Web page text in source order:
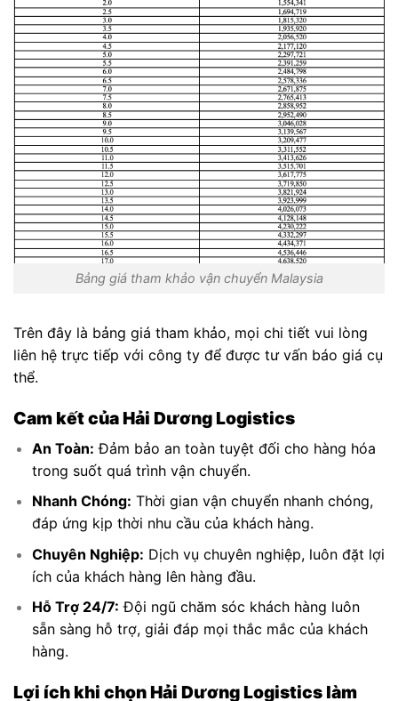
Bảng giá tham khảo vận chuyển Malaysia
Trên đây là bảng giá tham khảo, mọi chi tiết vui lòng
liên hệ trực tiếp với công ty để được tư vấn báo giá cụ
thể.
Cam kết của Hải Dương Logistics
An Toàn: Đảm bảo an toàn tuyệt đối cho hàng hóa
trong suốt quá trình vận chuyển.
Nhanh Chóng: Thời gian vận chuyển nhanh chóng,
đáp ứng kịp thời nhu cầu của khách hàng.
Chuyên Nghiệp: Dịch vụ chuyên nghiệp, luôn đặt lợi
ích của khách hàng lên hàng đầu.
Hỗ Trợ 24/7: Đội ngũ chăm sóc khách hàng luôn
sẵn sàng hỗ trợ, giải đáp mọi thắc mắc của khách
hàng.
Lợi ích khi chọn Hải Dương Logistics làm